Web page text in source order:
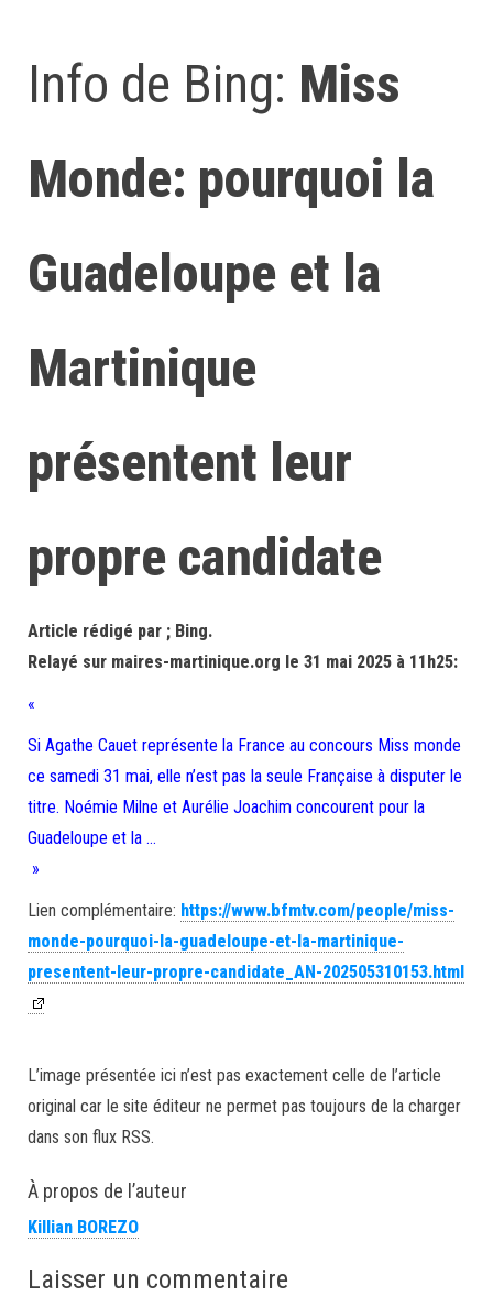
Info de Bing: Miss
Monde: pourquoi la
Guadeloupe et la
Martinique
présentent leur
propre candidate
Article rédigé par ; Bing.
Relayé sur maires-martinique.org le 31 mai 2025 à 11h25:
«
Si Agathe Cauet représente la France au concours Miss monde
ce samedi 31 mai, elle n’est pas la seule Française à disputer le
titre. Noémie Milne et Aurélie Joachim concourent pour la
Guadeloupe et la …
»
Lien complémentaire: https://www.bfmtv.com/people/miss-
monde-pourquoi-la-guadeloupe-et-la-martinique-
presentent-leur-propre-candidate_AN-202505310153.html
L’image présentée ici n’est pas exactement celle de l’article
original car le site éditeur ne permet pas toujours de la charger
dans son flux RSS.
À propos de l’auteur
Killian BOREZO
Laisser un commentaire